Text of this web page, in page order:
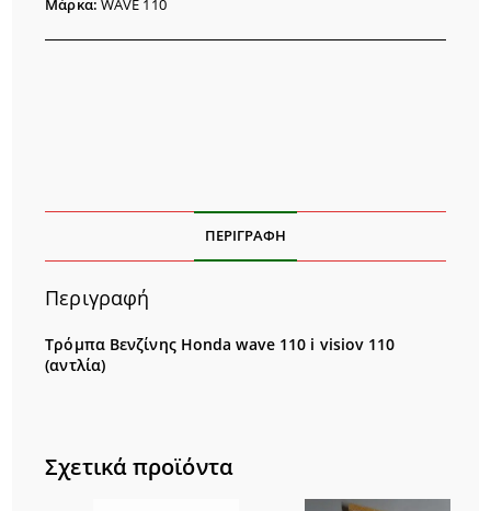
Μάρκα: WAVE 110
ΠΕΡΙΓΡΑΦΉ
Περιγραφή
Τρόμπα Βενζίνης Honda wave 110 i visiov 110
(αντλία)
Σχετικά προϊόντα